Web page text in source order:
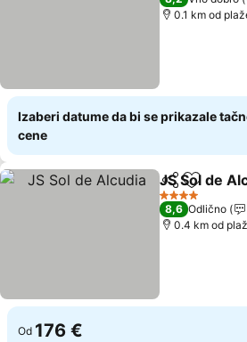
0.1 km od
Izaberi datume da bi se prikazale
cene
Deli Dodati
JS Sol de
4 Zvezdice
8,6 Odlično
0.4 km od
Od 176 €